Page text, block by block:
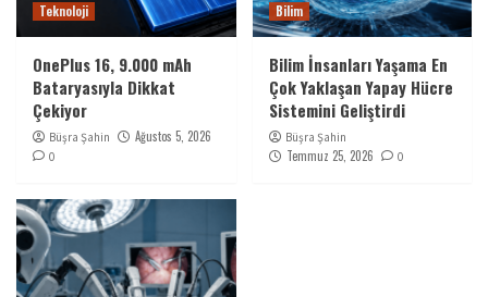
Teknoloji
OnePlus 16, 9.000 mAh
Bataryasıyla Dikkat
Çekiyor
Büşra Şahin Ağustos 5, 2026
0
Bilim
Bilim İnsanları Yaşama En
Çok Yaklaşan Yapay Hücre
Sistemini Geliştirdi
Büşra Şahin
Temmuz 25, 2026 0